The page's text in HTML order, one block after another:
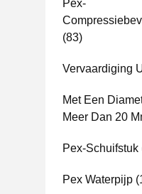
Pex-
(83)
Vervaardiging
Met Een
Meer Dan 20
Pex-Schuifstuk
Pex Waterpijp